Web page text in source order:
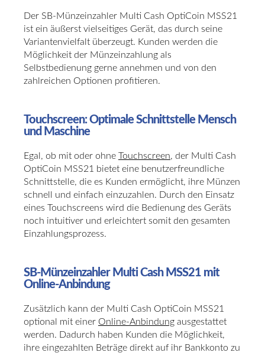
Der SB-Münzeinzahler Multi Cash OptiCoin MSS21
ist ein äußerst vielseitiges Gerät, das durch seine
Variantenvielfalt überzeugt. Kunden werden die
Möglichkeit der Münzeinzahlung als
Selbstbedienung gerne annehmen und von den
zahlreichen Optionen profitieren.
Touchscreen: Optimale Schnittstelle Mensch
und Maschine
Egal, ob mit oder ohne Touchscreen, der Multi Cash
OptiCoin MSS21 bietet eine benutzerfreundliche
Schnittstelle, die es Kunden ermöglicht, ihre Münzen
schnell und einfach einzuzahlen. Durch den Einsatz
eines Touchscreens wird die Bedienung des Geräts
noch intuitiver und erleichtert somit den gesamten
Einzahlungsprozess.
SB-Münzeinzahler Multi Cash MSS21 mit
Online-Anbindung
Zusätzlich kann der Multi Cash OptiCoin MSS21
optional mit einer Online-Anbindung ausgestattet
werden. Dadurch haben Kunden die Möglichkeit,
ihre eingezahlten Beträge direkt auf ihr Bankkonto zu